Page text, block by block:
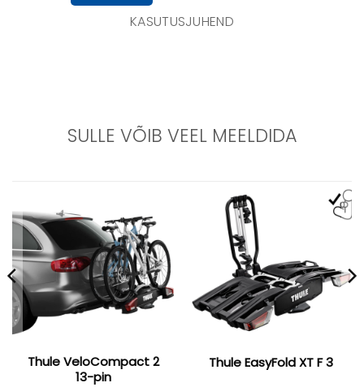
KASUTUSJUHEND
SULLE VÕIB VEEL MEELDIDA
Thule VeloCompact 2
13-pin
Thule EasyFold XT F 3